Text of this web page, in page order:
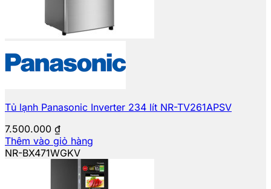
Tủ lạnh Panasonic Inverter 234 lít NR-TV261APSV
7.500.000 ₫
Thêm vào giỏ hàng
NR-BX471WGKV